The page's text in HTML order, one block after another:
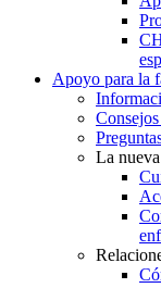
Apoyo para la
La